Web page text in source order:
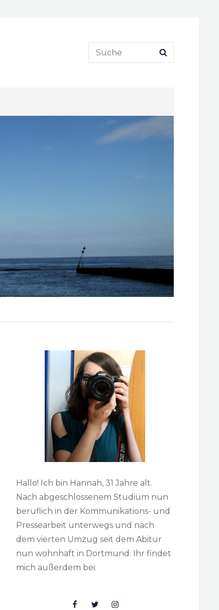
Search
for:
Hallo! Ich bin Hannah, 31 Jahre alt.
Nach abgeschlossenem Studium nun
beruflich in der Kommunikations- und
Pressearbeit unterwegs und nach
dem vierten Umzug seit dem Abitur
nun wohnhaft in Dortmund. Ihr findet
mich außerdem bei:
FacebookTwitterInsta